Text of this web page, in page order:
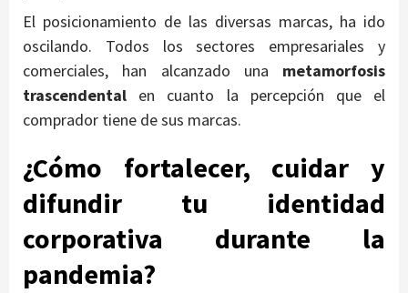
El posicionamiento de las diversas marcas, ha ido
oscilando. Todos los sectores empresariales y
comerciales, han alcanzado una metamorfosis
trascendental en cuanto la percepción que el
comprador tiene de sus marcas.
¿Cómo fortalecer, cuidar y
difundir tu identidad
corporativa durante la
pandemia?